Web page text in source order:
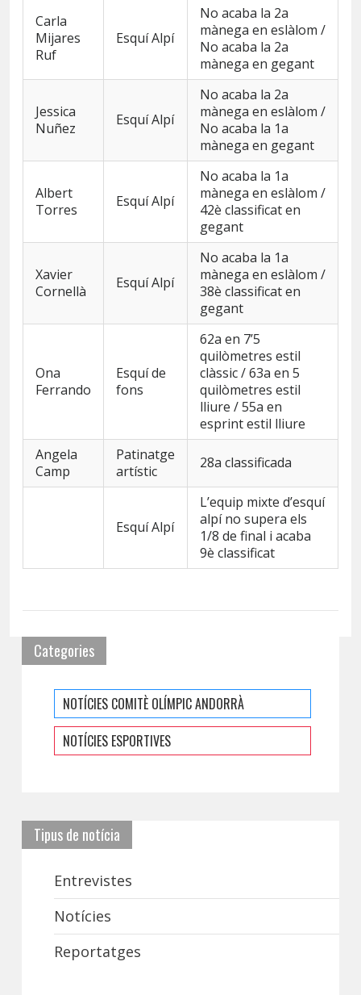
Carla
Mijares
Ruf
Esquí Alpí
No acaba la 2a
mànega en eslàlom /
No acaba la 2a
mànega en gegant
Jessica
Nuñez
Esquí Alpí
No acaba la 2a
mànega en eslàlom /
No acaba la 1a
mànega en gegant
Albert
Torres
Esquí Alpí
No acaba la 1a
mànega en eslàlom /
42è classificat en
gegant
Xavier
Cornellà
Esquí Alpí
No acaba la 1a
mànega en eslàlom /
38è classificat en
gegant
Ona
Ferrando
Esquí de
fons
62a en 7’5
quilòmetres estil
clàssic / 63a en 5
quilòmetres estil
lliure / 55a en
esprint estil lliure
Angela
Camp
Patinatge
artístic
28a classificada
Esquí Alpí
L’equip mixte d’esquí
alpí no supera els
1/8 de final i acaba
9è classificat
Categories
NOTÍCIES COMITÈ OLÍMPIC ANDORRÀ
NOTÍCIES ESPORTIVES
Tipus de notícia
Entrevistes
Notícies
Reportatges